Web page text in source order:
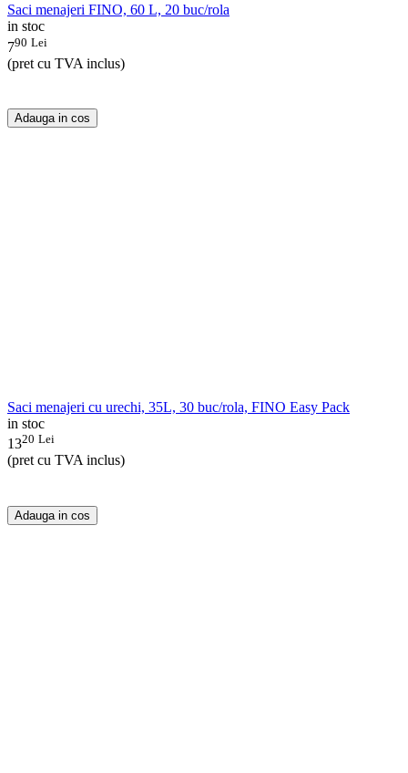
Saci menajeri FINO, 60 L, 20 buc/rola
in stoc
790 Lei
(pret cu TVA inclus)
Adauga in cos
Saci menajeri cu urechi, 35L, 30 buc/rola, FINO Easy Pack
in stoc
1320 Lei
(pret cu TVA inclus)
Adauga in cos